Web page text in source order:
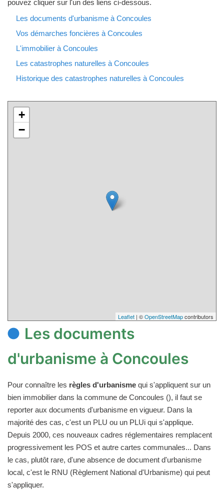
pouvez cliquer sur l'un des liens ci-dessous.
Les documents d'urbanisme à Concoules
Vos démarches foncières à Concoules
L'immobilier à Concoules
Les catastrophes naturelles à Concoules
Historique des catastrophes naturelles à Concoules
+
−
Leaflet | ©OpenStreetMapcontributors
Les documents
d'urbanisme à Concoules
Pour connaître les règles d'urbanisme qui s'appliquent sur un
bien immobilier dans la commune de Concoules (), il faut se
reporter aux documents d'urbanisme en vigueur. Dans la
majorité des cas, c'est un PLU ou un PLUi qui s'applique.
Depuis 2000, ces nouveaux cadres réglementaires remplacent
progressivement les POS et autre cartes communales... Dans
le cas, plutôt rare, d'une absence de document d'urbanisme
local, c'est le RNU (Règlement National d'Urbanisme) qui peut
s'appliquer.